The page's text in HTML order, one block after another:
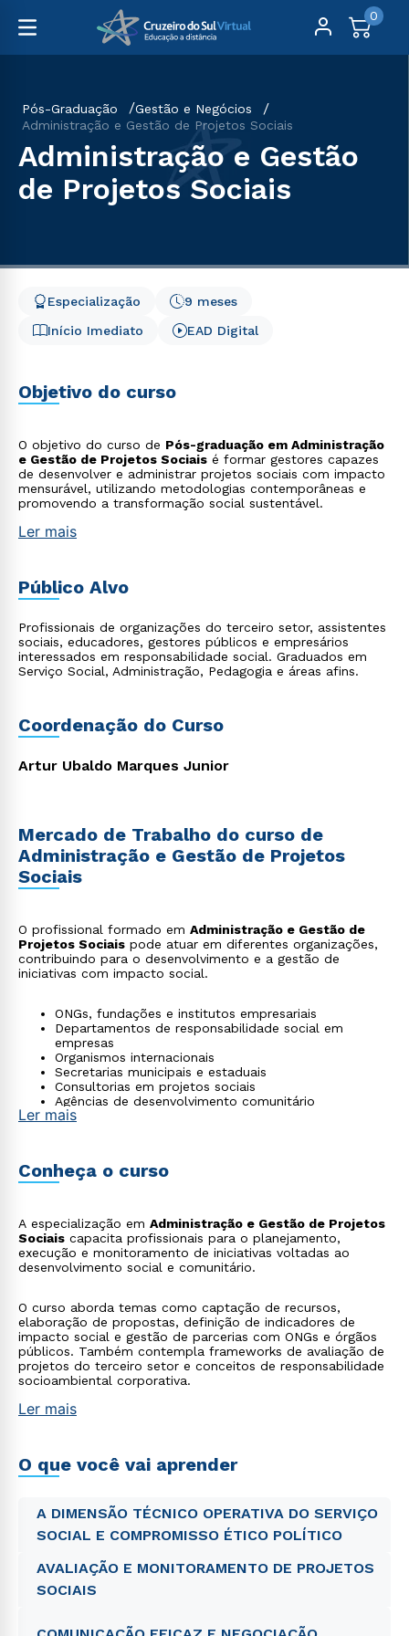
0
Pós-Graduação
Gestão e Negócios
Administração e Gestão de Projetos Sociais
Administração e Gestão
de Projetos Sociais
Início Imediato
9 meses
Especialização
EAD Digital
Objetivo do curso
O objetivo do curso de Pós-graduação em Administração
e Gestão de Projetos Sociais é formar gestores capazes
de desenvolver e administrar projetos sociais com impacto
mensurável, utilizando metodologias contemporâneas e
promovendo a transformação social sustentável.
Ler mais
Público Alvo
Profissionais de organizações do terceiro setor, assistentes
sociais, educadores, gestores públicos e empresários
interessados em responsabilidade social. Graduados em
Serviço Social, Administração, Pedagogia e áreas afins.
Coordenação do Curso
Artur Ubaldo Marques Junior
Mercado de Trabalho do curso de
Administração e Gestão de Projetos
Sociais
O profissional formado em Administração e Gestão de
Projetos Sociais pode atuar em diferentes organizações,
contribuindo para o desenvolvimento e a gestão de
iniciativas com impacto social.
ONGs, fundações e institutos empresariais
Departamentos de responsabilidade social em
empresas
Organismos internacionais
Secretarias municipais e estaduais
Consultorias em projetos sociais
Agências de desenvolvimento comunitário
Ler mais
Conheça o curso
A especialização em Administração e Gestão de Projetos
Sociais capacita profissionais para o planejamento,
execução e monitoramento de iniciativas voltadas ao
desenvolvimento social e comunitário.
O curso aborda temas como captação de recursos,
elaboração de propostas, definição de indicadores de
impacto social e gestão de parcerias com ONGs e órgãos
públicos. Também contempla frameworks de avaliação de
projetos do terceiro setor e conceitos de responsabilidade
socioambiental corporativa.
Ler mais
O que você vai aprender
A DIMENSÃO TÉCNICO OPERATIVA DO SERVIÇO
SOCIAL E COMPROMISSO ÉTICO POLÍTICO
AVALIAÇÃO E MONITORAMENTO DE PROJETOS
SOCIAIS